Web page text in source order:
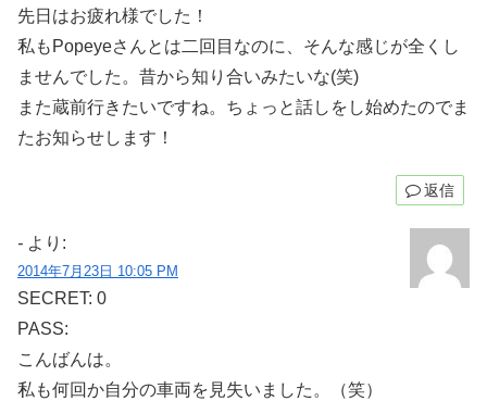
先日はお疲れ様でした！
私もPopeyeさんとは二回目なのに、そんな感じが全くし
ませんでした。昔から知り合いみたいな(笑)
また蔵前行きたいですね。ちょっと話しをし始めたのでま
たお知らせします！
返信
- より:
2014年7月23日 10:05 PM
SECRET: 0
PASS:
こんばんは。
私も何回か自分の車両を見失いました。（笑）